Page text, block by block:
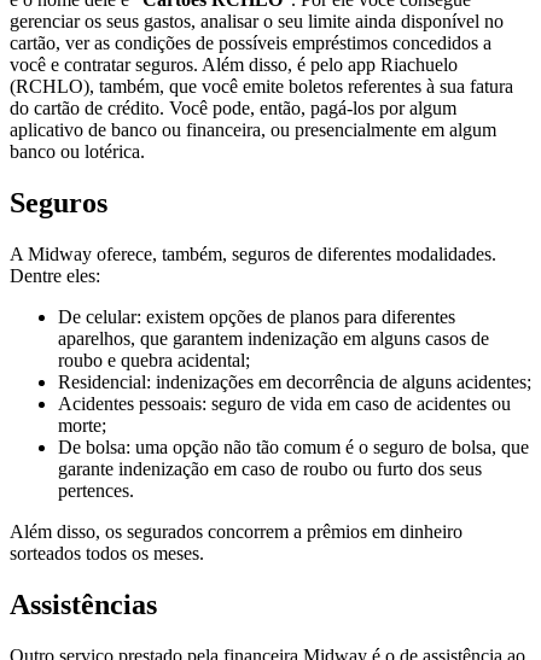
gerenciar os seus gastos, analisar o seu limite ainda disponível no
cartão, ver as condições de possíveis empréstimos concedidos a
você e contratar seguros. Além disso, é pelo app Riachuelo
(RCHLO), também, que você emite boletos referentes à sua fatura
do cartão de crédito. Você pode, então, pagá-los por algum
aplicativo de banco ou financeira, ou presencialmente em algum
banco ou lotérica.
Seguros
A Midway oferece, também, seguros de diferentes modalidades.
Dentre eles:
De celular: existem opções de planos para diferentes
aparelhos, que garantem indenização em alguns casos de
roubo e quebra acidental;
Residencial: indenizações em decorrência de alguns acidentes;
Acidentes pessoais: seguro de vida em caso de acidentes ou
morte;
De bolsa: uma opção não tão comum é o seguro de bolsa, que
garante indenização em caso de roubo ou furto dos seus
pertences.
Além disso, os segurados concorrem a prêmios em dinheiro
sorteados todos os meses.
Assistências
Outro serviço prestado pela financeira Midway é o de assistência ao